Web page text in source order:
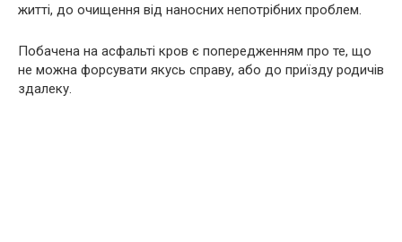
житті, до очищення від наносних непотрібних проблем.
Побачена на асфальті кров є попередженням про те, що
не можна форсувати якусь справу, або до приїзду родичів
здалеку.